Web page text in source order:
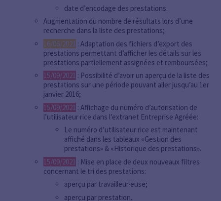
date d’encodage des prestations.
Augmentation du nombre de résultats lors d’une
recherche dans la liste des prestations;
16/06/2021 : Adaptation des fichiers d’export des
prestations permettant d’afficher les détails sur les
prestations partiellement assignées et remboursées;
15/09/2021 : Possibilité d’avoir un aperçu de la liste des
prestations sur une période pouvant aller jusqu’au 1er
janvier 2016;
15/09/2021 : Affichage du numéro d’autorisation de
l’utilisateur·rice dans l’extranet Entreprise Agréée:
Le numéro d’utilisateur·rice est maintenant
affiché dans les tableaux «Gestion des
prestations» & «Historique des prestations».
15/09/2021 : Mise en place de deux nouveaux filtres
concernant le tri des prestations:
aperçu par travailleur·euse;
aperçu par prestation.